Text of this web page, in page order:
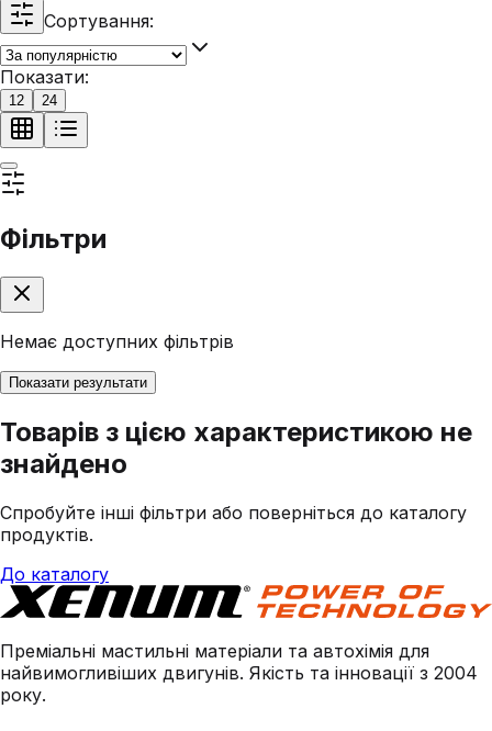
Сортування:
Показати:
12 24
Фільтри
Немає доступних фільтрів
Показати результати
Товарів з цією характеристикою не
знайдено
Спробуйте інші фільтри або поверніться до каталогу
продуктів.
До каталогу
Преміальні мастильні матеріали та автохімія для
найвимогливіших двигунів. Якість та інновації з 2004
року.